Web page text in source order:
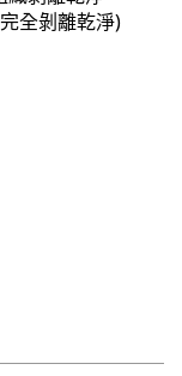
全剝離乾淨)